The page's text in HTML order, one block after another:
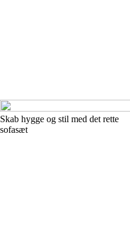
Skab hygge og stil med det rette
sofasæt